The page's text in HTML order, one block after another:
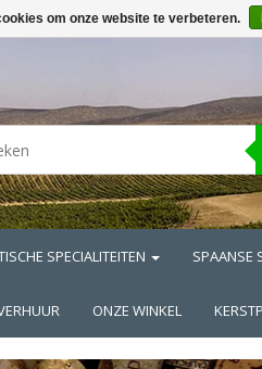
SPECIALITEITEN SPAANSE
ONZE WINKEL
om onze website te verbeteren.